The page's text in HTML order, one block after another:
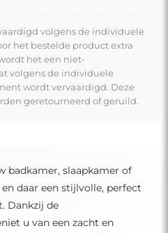
volgens de individuele
het bestelde product extra
het een niet-
volgens de individuele
wordt vervaardigd. Deze
geretourneerd of geruild.
badkamer, slaapkamer of
daar een stijlvolle, perfect
Dankzij de
u van een zacht en